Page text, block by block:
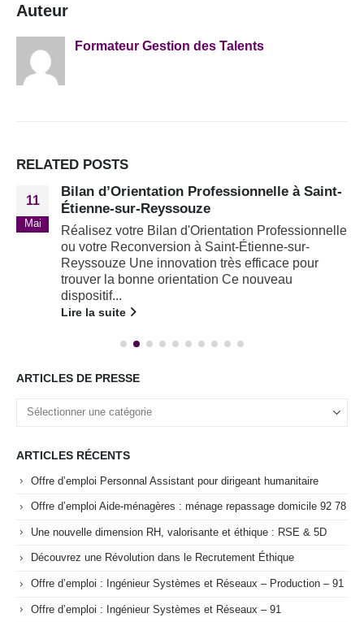
Auteur
Formateur Gestion des Talents
RELATED POSTS
11
Mai
Bilan d’Orientation Professionnelle à Saint-
Étienne-sur-Reyssouze
Réalisez votre Bilan d'Orientation Professionnelle
ou votre Reconversion à Saint-Étienne-sur-
Reyssouze Une innovation très efficace pour
trouver la bonne orientation Ce nouveau
dispositif...
Lire la suite
ARTICLES DE PRESSE
ARTICLES RÉCENTS
Offre d’emploi Personnal Assistant pour dirigeant humanitaire
Offre d’emploi Aide-ménagères : ménage repassage domicile 92 78
Une nouvelle dimension RH, valorisante et éthique : RSE & 5D
Découvrez une Révolution dans le Recrutement Éthique
Offre d’emploi : Ingénieur Systèmes et Réseaux – Production – 91
Offre d’emploi : Ingénieur Systèmes et Réseaux – 91